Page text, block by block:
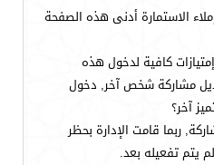
الاستمارة أدنى هذه الصفحة
كافية لدخول هذه
مشاركة شخص آخر, دخول
آخر؟
ربما قامت الإدارة بحظر
يتم تفعيله بعد.